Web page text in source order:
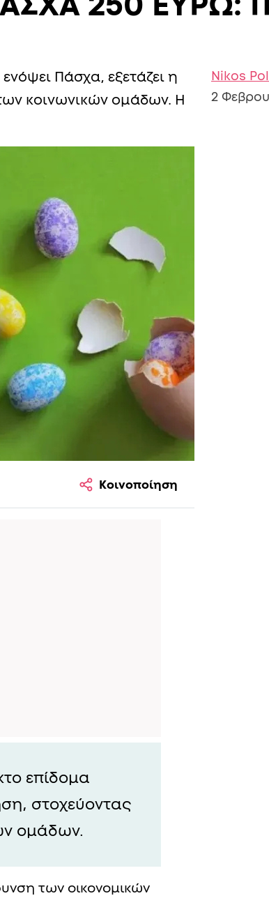
250 ΕΥΡΩ:
Πάσχα, εξετάζει η
κοινωνικών ομάδων. Η
Nikos
2
Κοινοποίηση
επίδομα
στοχεύοντας
ομάδων.
των οικονομικών